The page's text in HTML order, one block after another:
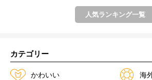
人気ランキング一覧
カテゴリー
かわいい 海